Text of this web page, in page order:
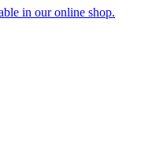
in our online shop.